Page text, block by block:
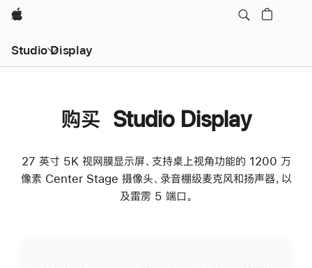
Apple
Studio Display
购买 Studio Display
27 英寸 5K 视网膜显示屏、支持桌上视角功能的 1200 万
像素 Center Stage 摄像头、录音棚级麦克风和扬声器，以
及雷雳 5 端口。